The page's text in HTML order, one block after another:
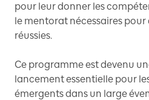
pour leur donner les
le mentorat nécessaires
réussies.
Ce programme est devenu
lancement essentielle pour
émergents dans un large